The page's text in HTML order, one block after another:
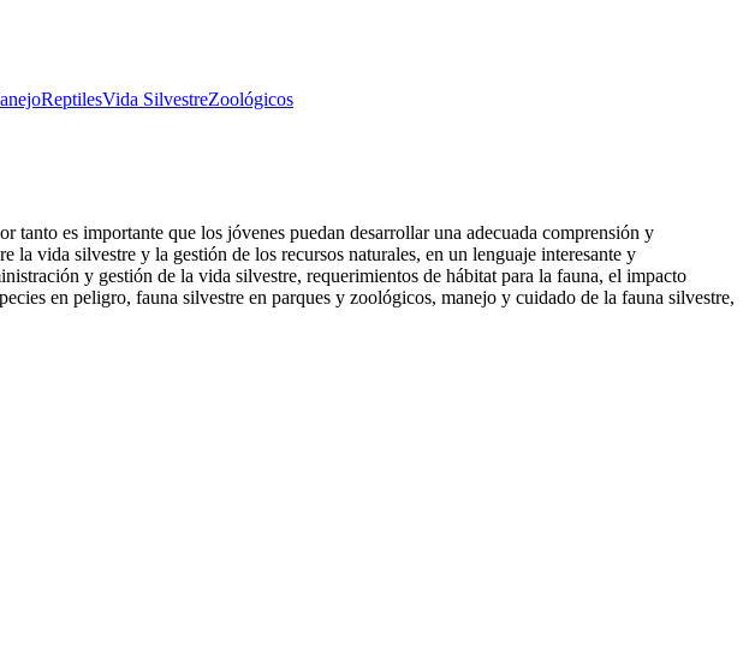
ReptilesVida SilvestreZoológicos
tanto es importante que los jóvenes puedan desarrollar una adecuada comprensión y
vida silvestre y la gestión de los recursos naturales, en un lenguaje interesante y
y gestión de la vida silvestre, requerimientos de hábitat para la fauna, el impacto
en peligro, fauna silvestre en parques y zoológicos, manejo y cuidado de la fauna silvestre,